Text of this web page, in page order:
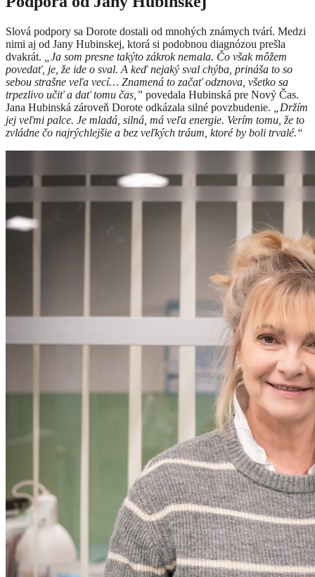
Slová podpory sa Dorote dostali od mnohých známych tvárí. Medzi
nimi aj od Jany Hubinskej, ktorá si podobnou diagnózou prešla
dvakrát. „Ja som presne takýto zákrok nemala. Čo však môžem
povedať, je, že ide o sval. A keď nejaký sval chýba, prináša to so
sebou strašne veľa vecí… Znamená to začať odznova, všetko sa
trpezlivo učiť a dať tomu čas,” povedala Hubinská pre Nový Čas.
Jana Hubinská zároveň Dorote odkázala silné povzbudenie.
„Držím
jej veľmi palce. Je mladá, silná, má veľa energie. Verím tomu, že to
zvládne čo najrýchlejšie a bez veľkých tráum, ktoré by boli trvalé.“